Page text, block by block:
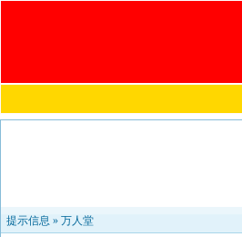
提示信息 » 万人堂